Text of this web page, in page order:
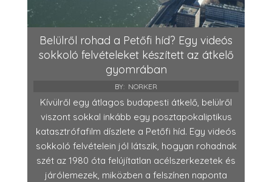
Belülről rohad a Petőfi híd? Egy videós
sokkoló felvételeket készített az átkelő
gyomrában
BY: NORKER
Kívülről egy átlagos budapesti átkelő, belülről
viszont sokkal inkább egy posztapokaliptikus
katasztrófafilm díszlete a Petőfi híd. Egy videós
sokkoló felvételein jól látszik, hogyan rohadnak
szét az 1980 óta felújítatlan acélszerkezetek és
járólemezek, miközben a felszínen naponta